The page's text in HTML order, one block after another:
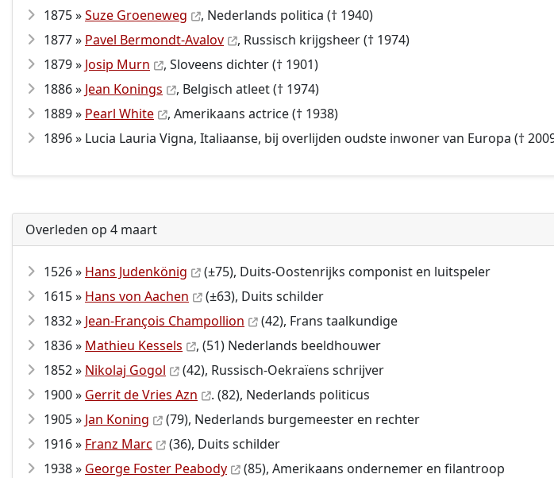
1875 »Suze Groeneweg
, Nederlands politica († 1940)
1877 » Pavel Bermondt-Avalov
, Russisch krijgsheer († 1974)
1879 » Josip Murn
, Sloveens dichter († 1901)
1886 » Jean Konings
, Belgisch atleet († 1974)
1889 » Pearl White
, Amerikaans actrice († 1938)
1896 » Lucia Lauria Vigna, Italiaanse, bij overlijden oudste inwoner van Europa (†
Overleden op 4 maart
1526 » Hans Judenkönig
(±75), Duits-Oostenrijks componist en luitspeler
1615 » Hans von Aachen
(±63), Duits schilder
1832 » Jean-François Champollion
(42), Frans taalkundige
1836 » Mathieu Kessels
, (51) Nederlands beeldhouwer
1852 » Nikolaj Gogol
(42), Russisch-Oekraïens schrijver
1900 » Gerrit de Vries Azn
. (82), Nederlands politicus
1905 » Jan Koning
(79), Nederlands burgemeester en rechter
1916 » Franz Marc
(36), Duits schilder
1938 » George Foster Peabody
(85), Amerikaans ondernemer en filantroop